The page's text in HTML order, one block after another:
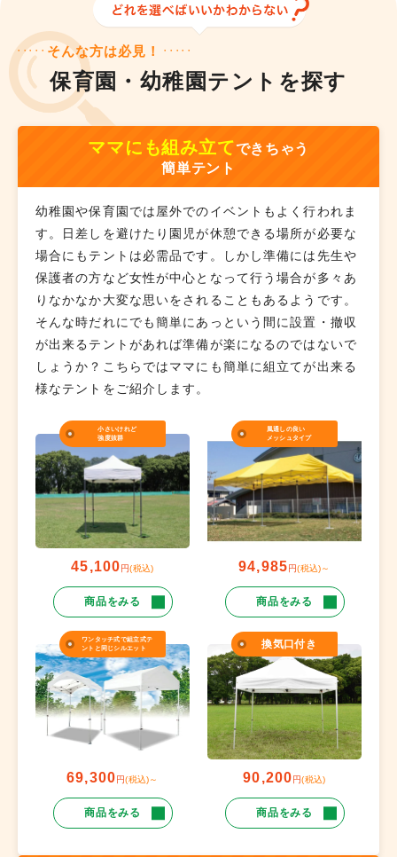
そんな方は必見！
保育園・幼稚園テントを探す
ママにも組み立てできちゃう
簡単テント
幼稚園や保育園では屋外でのイベントもよく行われま
す。日差しを避けたり園児が休憩できる場所が必要な
場合にもテントは必需品です。しかし準備には先生や
保護者の方など女性が中心となって行う場合が多々あ
りなかなか大変な思いをされることもあるようです。
そんな時だれにでも簡単にあっという間に設置・撤収
が出来るテントがあれば準備が楽になるのではないで
しょうか？こちらではママにも簡単に組立てが出来る
様なテントをご紹介します。
小さいけれど
強度抜群
45,100円(税込)
商品をみる
風通しの良い
メッシュタイプ
94,985円(税込)～
商品をみる
ワンタッチ式で組立式テ
ントと同じシルエット
69,300円(税込)～
商品をみる
換気口付き
90,200円(税込)
商品をみる